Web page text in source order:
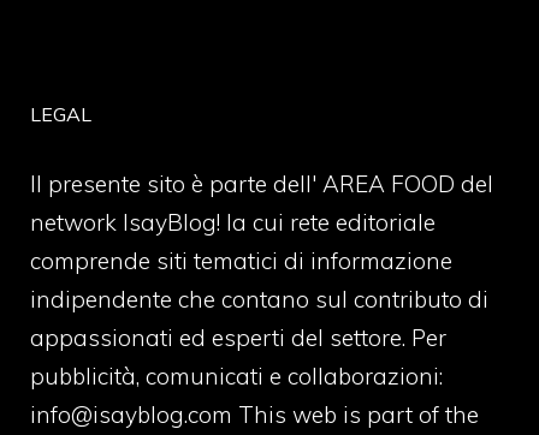
LEGAL
Il presente sito è parte dell' AREA FOOD del
network IsayBlog! la cui rete editoriale
comprende siti tematici di informazione
indipendente che contano sul contributo di
appassionati ed esperti del settore. Per
pubblicità, comunicati e collaborazioni:
info@isayblog.com This web is part of the